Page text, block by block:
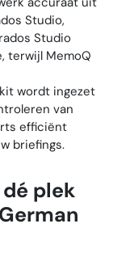
Studio,
Studio
terwijl MemoQ
wordt ingezet
van
efficiënt
briefings.
plek